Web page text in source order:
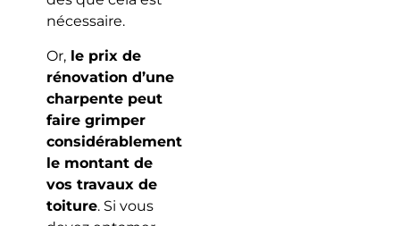
nécessaire.
Or,le prix de
rénovation d’une
charpente peut
faire grimper
considérablement
le montant de
vos travaux de
toiture. Si vous